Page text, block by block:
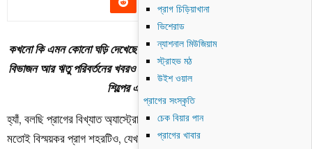
কখনো কি এমন কোনো ঘড়ি দেখেছেন, যা শুধু সময়ই নয় বরং রাশিচক্র, দিন-রাতের
বিভাজন আর ঋতু পরিবর্তনের খবরও জানিয়ে দেয়? এ যেন জ্যোতির্বিদ্যা, বিজ্ঞান আর
শিল্পের এক অপূর্ব সম্মিলন।
হ্যাঁ, বলছি প্রাগের বিখ্যাত অ্যাস্ট্রোনোমিকাল ক্লক–এর কথা। আর এই ঘড়ির
মতোই বিস্ময়কর প্রাগ শহরটিও, যেখানে ওল্ড টাউনের মধ্যযুগীয় দুর্গ আর প্রাসাদ
প্রাগ চিড়িয়াখানা
ভিশেরাড
ন্যাশনাল মিউজিয়াম
স্ট্রাহভ মঠ
উইশ ওয়াল
প্রাগের সংস্কৃতি
চেক বিয়ার পান
প্রাগের খাবার